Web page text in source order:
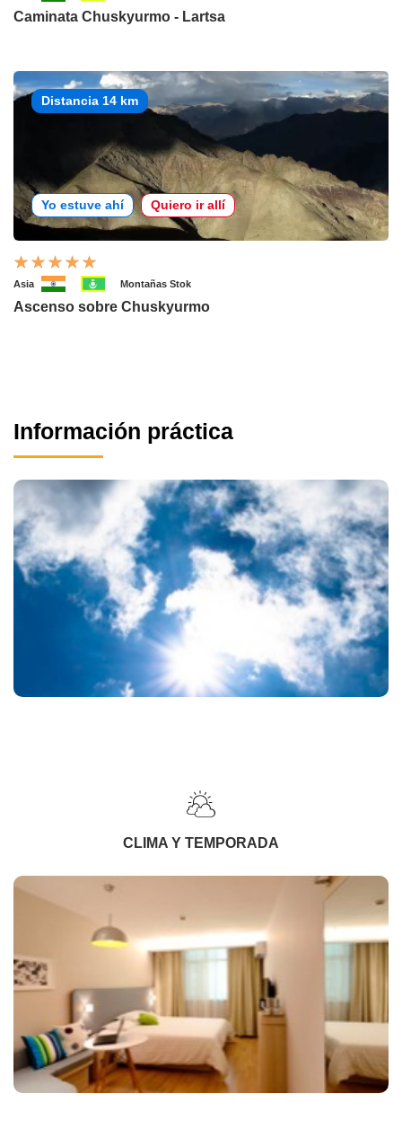
Caminata Chuskyurmo - Lartsa
Distancia 14 km
Yo estuve ahí Quiero ir allí
Asia Montañas Stok
Ascenso sobre Chuskyurmo
Información práctica
CLIMA Y TEMPORADA